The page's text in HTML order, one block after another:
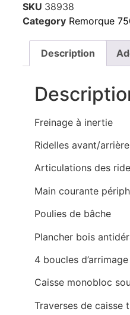
SKU 38938
Category Remorque
Description
Freinage à inertie
Ridelles avant/
Articulations des
Main courante
Poulies de bâche
Plancher bois
4 boucles
Caisse monobloc
Traverses de caisse